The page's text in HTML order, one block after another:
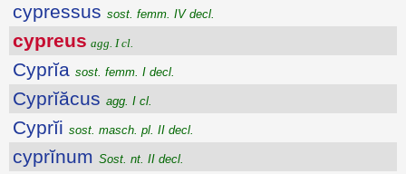
cypressus sost. femm. IV decl.
cypreus agg. I cl.
Cyprĭa sost. femm. I decl.
Cyprĭăcus agg. I cl.
Cyprĭi sost. masch. pl. II decl.
cyprĭnum Sost. nt. II decl.